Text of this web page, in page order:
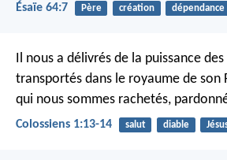
Ésaïe 64:7 Père création dépendance
Il nous a délivrés de la puissance
transportés dans le royaume de son
qui nous sommes rachetés,
Colossiens 1:13-14 salut diable